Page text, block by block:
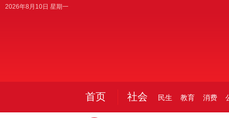
2026年8月10日 星期一
首页 社会 民生 教育 消费